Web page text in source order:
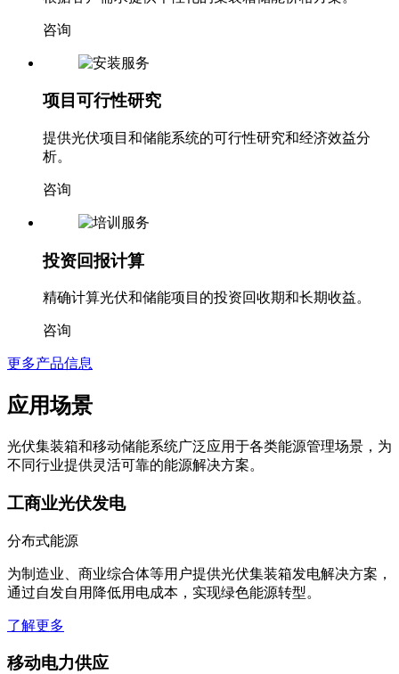
咨询
项目可行性研究
提供光伏项目和储能系统的可行性研究和经济效益分
析。
咨询
投资回报计算
精确计算光伏和储能项目的投资回收期和长期收益。
咨询
更多产品信息
应用场景
光伏集装箱和移动储能系统广泛应用于各类能源管理场景，为
不同行业提供灵活可靠的能源解决方案。
工商业光伏发电
分布式能源
为制造业、商业综合体等用户提供光伏集装箱发电解决方案，
通过自发自用降低用电成本，实现绿色能源转型。
了解更多
移动电力供应